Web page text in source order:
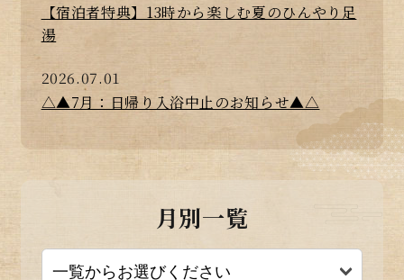
【宿泊者特典】13時から楽しむ夏のひんやり足
湯
2026.07.01
△▲7月：日帰り入浴中止のお知らせ▲△
月別一覧